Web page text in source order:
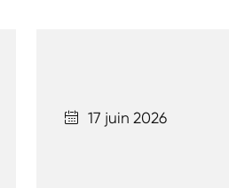
 17 juin 2026